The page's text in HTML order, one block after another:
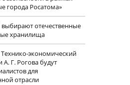
города Росатома»
отечественные
хранилища
экономический
Г. Рогова будут
для
отрасли